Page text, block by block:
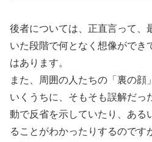
後者については、正直言って、
いた段階で何となく想像ができ
はあります。
また、周囲の人たちの「裏の顔
いくうちに、そもそも誤解だっ
動で反省を示していたり、ある
ることがわかったりするのです